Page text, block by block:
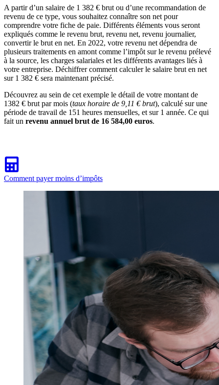
A partir d’un salaire de 1 382 € brut ou d’une recommandation de
revenu de ce type, vous souhaitez connaître son net pour
comprendre votre fiche de paie. Différents éléments vous seront
expliqués comme le revenu brut, revenu net, revenu journalier,
convertir le brut en net. En 2022, votre revenu net dépendra de
plusieurs traitements en amont comme l’impôt sur le revenu prélevé
à la source, les charges salariales et les différents avantages liés à
votre entreprise. Déchiffrer comment calculer le salaire brut en net
sur 1 382 € sera maintenant précisé.
Découvrez au sein de cet exemple le détail de votre montant de
1382 € brut par mois (taux horaire de 9,11 € brut), calculé sur une
période de travail de 151 heures mensuelles, et sur 1 année. Ce qui
fait un revenu annuel brut de 16 584,00 euros.
Comment payer moins d’impôts